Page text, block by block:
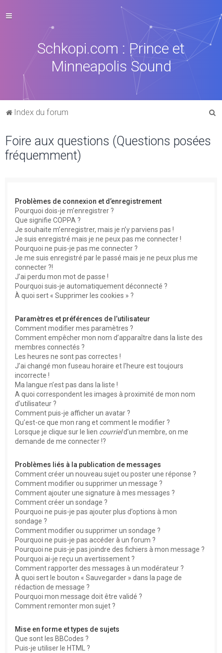
Schkopi.com : Prince et
Minneapolis Sound
Index du forum
Foire aux questions (Questions posées
fréquemment)
Problèmes de connexion et d’enregistrement
Pourquoi dois-je m’enregistrer ?
Que signifie COPPA ?
Je souhaite m’enregistrer, mais je n’y parviens pas !
Je suis enregistré mais je ne peux pas me connecter !
Pourquoi ne puis-je pas me connecter ?
Je me suis enregistré par le passé mais je ne peux plus me
connecter ?!
J’ai perdu mon mot de passe !
Pourquoi suis-je automatiquement déconnecté ?
À quoi sert « Supprimer les cookies » ?
Paramètres et préférences de l’utilisateur
Comment modifier mes paramètres ?
Comment empêcher mon nom d’apparaître dans la liste des
membres connectés ?
Les heures ne sont pas correctes !
J’ai changé mon fuseau horaire et l’heure est toujours
incorrecte !
Ma langue n’est pas dans la liste !
A quoi correspondent les images à proximité de mon nom
d’utilisateur ?
Comment puis-je afficher un avatar ?
Qu’est-ce que mon rang et comment le modifier ?
Lorsque je clique sur le lien courrield’un membre, on me
demande de me connecter !?
Problèmes liés à la publication de messages
Comment créer un nouveau sujet ou poster une réponse ?
Comment modifier ou supprimer un message ?
Comment ajouter une signature à mes messages ?
Comment créer un sondage ?
Pourquoi ne puis-je pas ajouter plus d’options à mon
sondage ?
Comment modifier ou supprimer un sondage ?
Pourquoi ne puis-je pas accéder à un forum ?
Pourquoi ne puis-je pas joindre des fichiers à mon message ?
Pourquoi ai-je reçu un avertissement ?
Comment rapporter des messages à un modérateur ?
À quoi sert le bouton « Sauvegarder » dans la page de
rédaction de message ?
Pourquoi mon message doit être validé ?
Comment remonter mon sujet ?
Mise en forme et types de sujets
Que sont les BBCodes ?
Puis-je utiliser le HTML ?